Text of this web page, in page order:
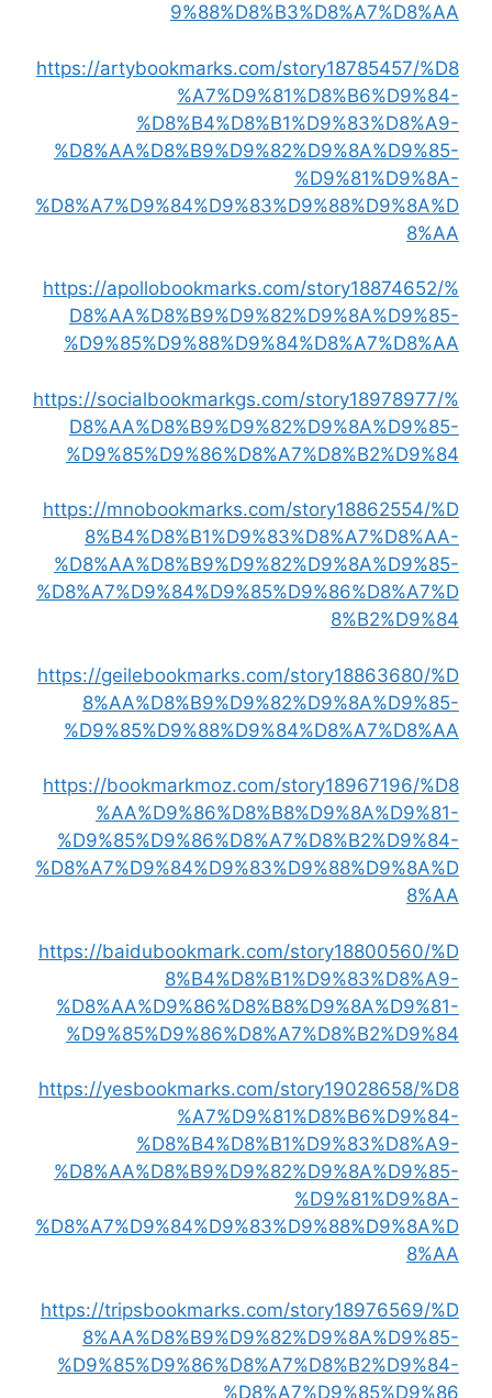
9%88%D8%B3%D8%A7%D8%AA
https://artybookmarks.com/story18785457/%D8
%A7%D9%81%D8%B6%D9%84-
%D8%B4%D8%B1%D9%83%D8%A9-
%D8%AA%D8%B9%D9%82%D9%8A%D9%85-
%D9%81%D9%8A-
%D8%A7%D9%84%D9%83%D9%88%D9%8A%D
8%AA
https://apollobookmarks.com/story18874652/%
D8%AA%D8%B9%D9%82%D9%8A%D9%85-
%D9%85%D9%88%D9%84%D8%A7%D8%AA
https://socialbookmarkgs.com/story18978977/%
D8%AA%D8%B9%D9%82%D9%8A%D9%85-
%D9%85%D9%86%D8%A7%D8%B2%D9%84
https://mnobookmarks.com/story18862554/%D
8%B4%D8%B1%D9%83%D8%A7%D8%AA-
%D8%AA%D8%B9%D9%82%D9%8A%D9%85-
%D8%A7%D9%84%D9%85%D9%86%D8%A7%D
8%B2%D9%84
https://geilebookmarks.com/story18863680/%D
8%AA%D8%B9%D9%82%D9%8A%D9%85-
%D9%85%D9%88%D9%84%D8%A7%D8%AA
https://bookmarkmoz.com/story18967196/%D8
%AA%D9%86%D8%B8%D9%8A%D9%81-
%D9%85%D9%86%D8%A7%D8%B2%D9%84-
%D8%A7%D9%84%D9%83%D9%88%D9%8A%D
8%AA
https://baidubookmark.com/story18800560/%D
8%B4%D8%B1%D9%83%D8%A9-
%D8%AA%D9%86%D8%B8%D9%8A%D9%81-
%D9%85%D9%86%D8%A7%D8%B2%D9%84
https://yesbookmarks.com/story19028658/%D8
%A7%D9%81%D8%B6%D9%84-
%D8%B4%D8%B1%D9%83%D8%A9-
%D8%AA%D8%B9%D9%82%D9%8A%D9%85-
%D9%81%D9%8A-
%D8%A7%D9%84%D9%83%D9%88%D9%8A%D
8%AA
https://tripsbookmarks.com/story18976569/%D
8%AA%D8%B9%D9%82%D9%8A%D9%85-
%D9%85%D9%86%D8%A7%D8%B2%D9%84-
%D8%A7%D9%85%D9%86